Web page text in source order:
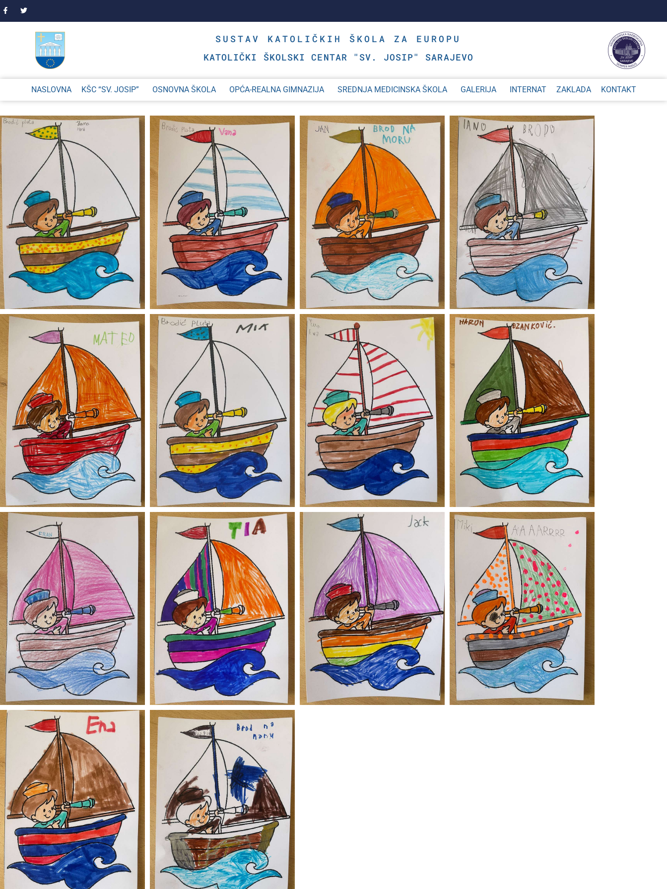
SUSTAV KATOLIČKIH ŠKOLA ZA EUROPU
KATOLIČKI ŠKOLSKI CENTAR "SV. JOSIP" SARAJEVO
NASLOVNA KŠC “SV. JOSIP” OSNOVNA ŠKOLA OPĆA-REALNA GIMNAZIJA SREDNJA MEDICINSKA ŠKOLA GALERIJA INTERNAT ZAKLADA KONTAKT